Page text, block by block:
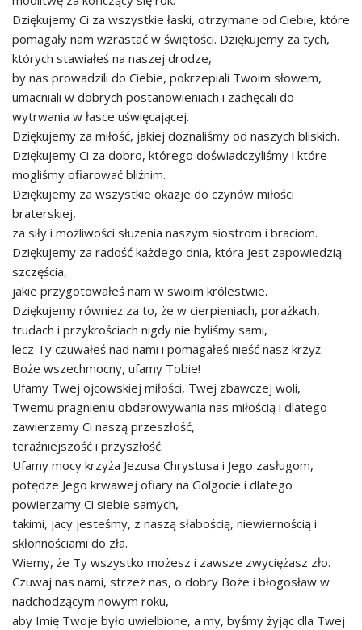
Dziękujemy Ci za wszystkie łaski, otrzymane od Ciebie, które
pomagały nam wzrastać w świętości. Dziękujemy za tych,
których stawiałeś na naszej drodze,
by nas prowadzili do Ciebie, pokrzepiali Twoim słowem,
umacniali w dobrych postanowieniach i zachęcali do
wytrwania w łasce uświęcającej.
Dziękujemy za miłość, jakiej doznaliśmy od naszych bliskich.
Dziękujemy Ci za dobro, którego doświadczyliśmy i które
mogliśmy ofiarować bliźnim.
Dziękujemy za wszystkie okazje do czynów miłości
braterskiej,
za siły i możliwości służenia naszym siostrom i braciom.
Dziękujemy za radość każdego dnia, która jest zapowiedzią
szczęścia,
jakie przygotowałeś nam w swoim królestwie.
Dziękujemy również za to, że w cierpieniach, porażkach,
trudach i przykrościach nigdy nie byliśmy sami,
lecz Ty czuwałeś nad nami i pomagałeś nieść nasz krzyż.
Boże wszechmocny, ufamy Tobie!
Ufamy Twej ojcowskiej miłości, Twej zbawczej woli,
Twemu pragnieniu obdarowywania nas miłością i dlatego
zawierzamy Ci naszą przeszłość,
teraźniejszość i przyszłość.
Ufamy mocy krzyża Jezusa Chrystusa i Jego zasługom,
potędze Jego krwawej ofiary na Golgocie i dlatego
powierzamy Ci siebie samych,
takimi, jacy jesteśmy, z naszą słabością, niewiernością i
skłonnościami do zła.
Wiemy, że Ty wszystko możesz i zawsze zwyciężasz zło.
Czuwaj nas nami, strzeż nas, o dobry Boże i błogosław w
nadchodzącym nowym roku,
aby Imię Twoje było uwielbione, a my, byśmy żyjąc dla Twej